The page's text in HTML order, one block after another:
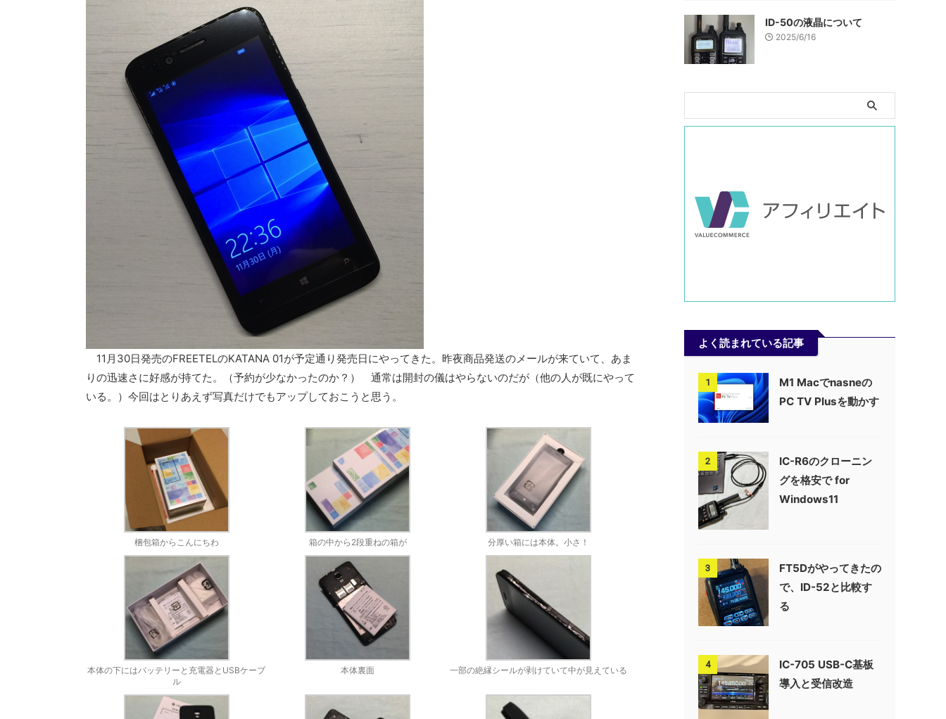
11月30日発売のFREETELのKATANA 01が予定通り発売日にやってきた。昨夜商品発送のメールが来ていて、あま
りの迅速さに好感が持てた。（予約が少なかったのか？） 通常は開封の儀はやらないのだが（他の人が既にやって
いる。）今回はとりあえず写真だけでもアップしておこうと思う。
梱包箱からこんにちわ 箱の中から2段重ねの箱が 分厚い箱には本体。小さ！
本体の下にはバッテリーと充電器とUSBケーブ
ル
本体裏面 一部の絶縁シールが剥けていて中が見えている
ID-50の液晶について
2025/6/16
よく読まれている記事
1
M1 Macでnasneの
PC TV Plusを動かす
2
IC-R6のクローニン
グを格安で for
Windows11
3
FT5Dがやってきたの
で、ID-52と比較す
る
4
IC-705 USB-C基板
導入と受信改造